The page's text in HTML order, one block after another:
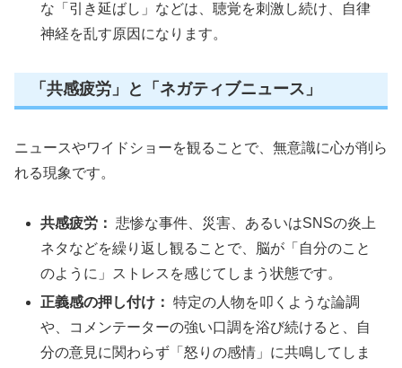
な「引き延ばし」などは、聴覚を刺激し続け、自律
神経を乱す原因になります。
「共感疲労」と「ネガティブニュース」
ニュースやワイドショーを観ることで、無意識に心が削ら
れる現象です。
共感疲労： 悲惨な事件、災害、あるいはSNSの炎上
ネタなどを繰り返し観ることで、脳が「自分のこと
のように」ストレスを感じてしまう状態です。
正義感の押し付け： 特定の人物を叩くような論調
や、コメンテーターの強い口調を浴び続けると、自
分の意見に関わらず「怒りの感情」に共鳴してしま